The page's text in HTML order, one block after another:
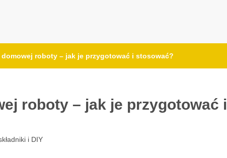
roboty – jak je przygotować i stosować?
roboty – jak je przygotować i
i DIY